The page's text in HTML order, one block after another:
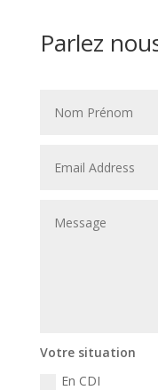
Parlez
Votre situation
En CDI